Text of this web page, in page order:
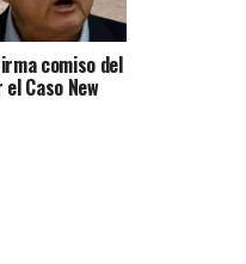
comiso del
Caso New